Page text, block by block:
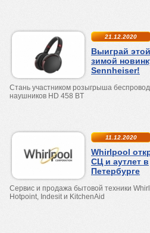
21.12.2020
Выиграй этой
зимой
Sennheiser!
Стань участником розыгрыша
наушников HD 458 BT
11.12.2020
Whirlpool
СЦ и аутлет в
Петербурге
Сервис и продажа бытовой техники
Hotpoint, Indesitи KitchenAid